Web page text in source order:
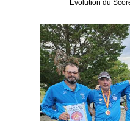
Evolution du